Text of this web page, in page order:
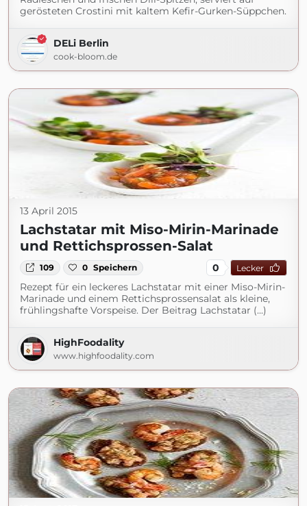
gerösteten Crostini mit kaltem Kefir-Gurken-Süppchen.
DELi Berlin
cook-bloom.de
13 April 2015
Lachstatar mit Miso-Mirin-Marinade
und Rettichsprossen-Salat
109 0 Speichern 0 Lecker
Rezept für ein leckeres Lachstatar mit einer Miso-Mirin-
Marinade und einem Rettichsprossensalat als kleine,
frühlingshafte Vorspeise. Der Beitrag Lachstatar (...)
HighFoodality
www.highfoodality.com